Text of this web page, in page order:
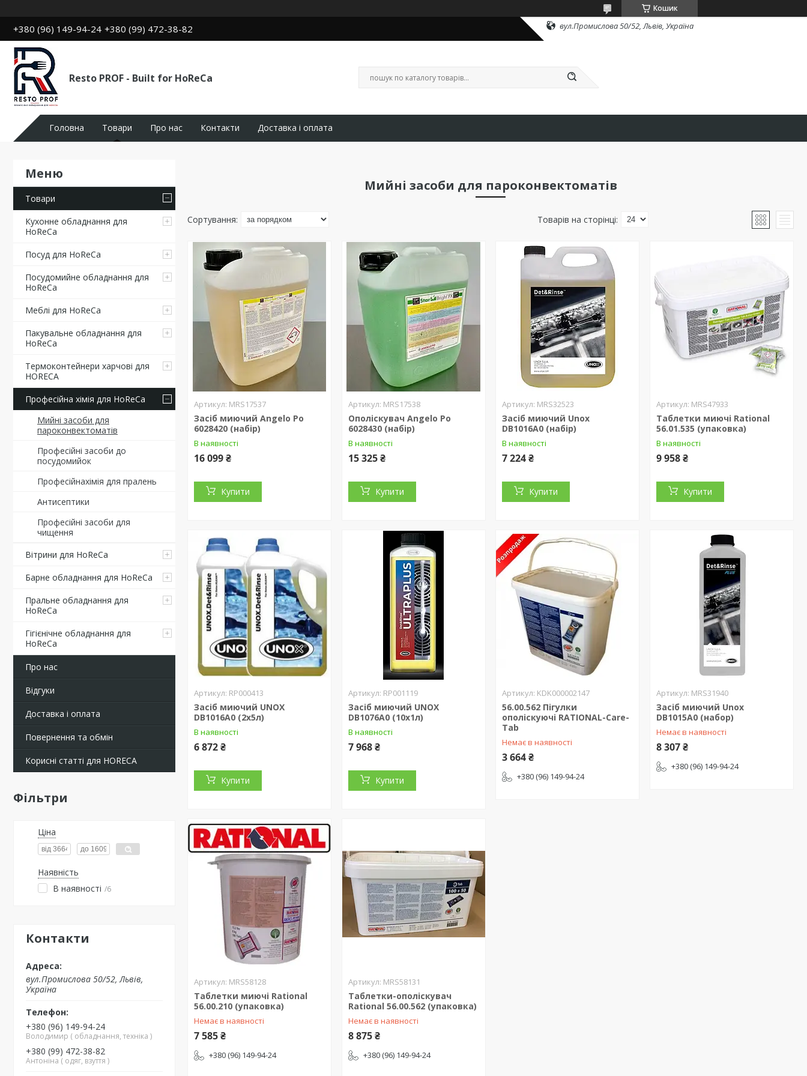
Кошик
+380 (96) 149-94-24 +380 (99) 472-38-82 вул.Промислова 50/52, Львів, Україна
Resto PROF - Built for HoReCa
Головна Товари Про нас Контакти Доставка і оплата
Товари
Кухонне обладнання для
HoReCa
Посуд для HoReCa
Посудомийне обладнання для
HoReCa
Меблі для HoReCa
Пакувальне обладнання для
HoReCa
Термоконтейнери харчові для
HORECA
Професійна хімія для HoReCa
Мийні засоби для
пароконвектоматів
Професійні засоби до
посудомийок
Професійнахімія для пралень
Антисептики
Професійні засоби для
чищення
Вітрини для HoReCa
Барне обладнання для HoReCa
Пральне обладнання для
HoReCa
Гігієнічне обладнання для
HoReCa
Про нас
Відгуки
Доставка і оплата
Повернення та обмін
Корисні статті для HORECA
Фільтри
Ціна
Наявність
В наявності
6
Контакти
вул.Промислова 50/52, Львів,
Україна
+380 (96) 149-94-24
Володимир ( обладнання, техніка )
+380 (99) 472-38-82
Антоніна ( одяг, взуття )
Мийні засоби для пароконвектоматів
MRS17537
Засіб миючий Angelo Po
6028420 (набір)
В наявності
16 099 ₴
Купити
MRS17538
Ополіскувач Angelo Po
6028430 (набір)
В наявності
15 325 ₴
Купити
MRS32523
Засіб миючий Unox
DB1016A0 (набір)
В наявності
7 224 ₴
Купити
MRS47933
Таблетки миючі Rational
56.01.535 (упаковка)
В наявності
9 958 ₴
Купити
RP000413
Засіб миючий UNOX
DB1016A0 (2х5л)
В наявності
6 872 ₴
Купити
RP001119
Засіб миючий UNOX
DB1076A0 (10х1л)
В наявності
7 968 ₴
Купити
KDK000002147
56.00.562 Пігулки
ополіскуючі RATIONAL-Care-
Tab
Немає в наявності
3 664 ₴
+380 (96) 149-94-24
MRS31940
Засіб миючий Unox
DB1015A0 (набор)
Немає в наявності
8 307 ₴
+380 (96) 149-94-24
MRS58128
Таблетки миючі Rational
56.00.210 (упаковка)
Немає в наявності
7 585 ₴
+380 (96) 149-94-24
MRS58131
Таблетки-ополіскувач
Rational 56.00.562 (упаковка)
Немає в наявності
8 875 ₴
+380 (96) 149-94-24